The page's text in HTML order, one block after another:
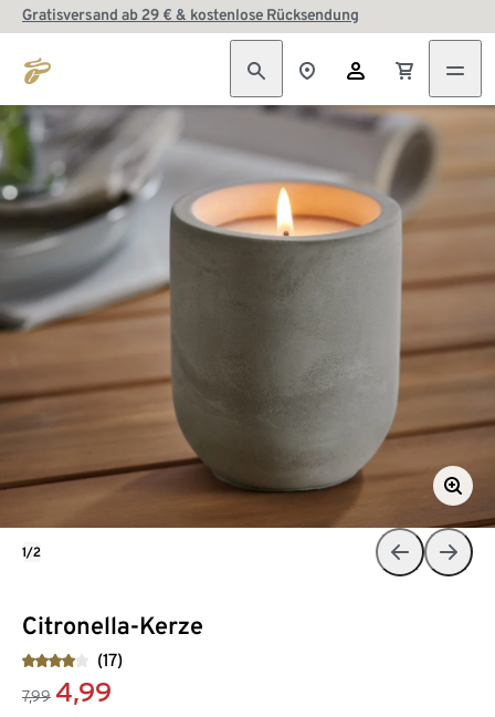
Gratisversand ab 29 € & kostenlose Rücksendung
Citronella-Kerze
(17)
7,99 4,99
1/2